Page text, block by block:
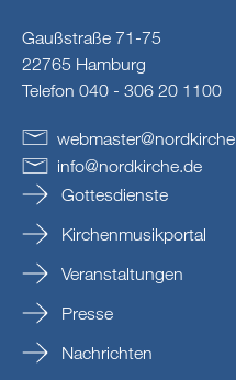
Gaußstraße 71-75
22765 Hamburg
Telefon 040 - 306 20 1100
webmaster@nordkirche
info@nordkirche.de
Gottesdienste
Kirchenmusikportal
Veranstaltungen
Presse
Nachrichten